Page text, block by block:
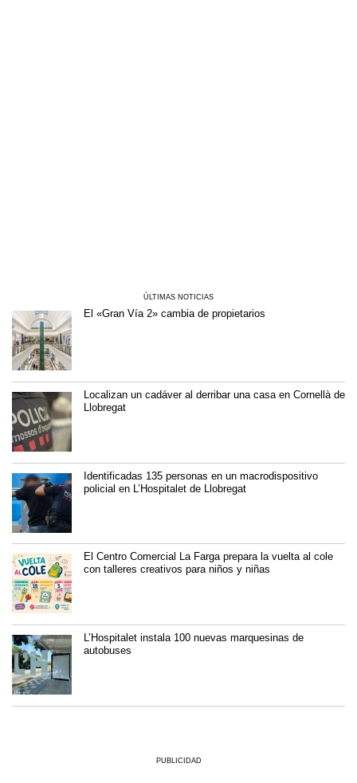
ÚLTIMAS NOTICIAS
El «Gran Vía 2» cambia de propietarios
Localizan un cadáver al derribar una casa en Cornellà de
Llobregat
Identificadas 135 personas en un macrodispositivo
policial en L’Hospitalet de Llobregat
El Centro Comercial La Farga prepara la vuelta al cole
con talleres creativos para niños y niñas
L’Hospitalet instala 100 nuevas marquesinas de
autobuses
PUBLICIDAD